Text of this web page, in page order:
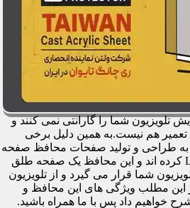
تلویزیون شما را گارانتی نمی کنند و
تعمیر هم نیست.به همین دلیل برخی
به طراحی و تولید صفحات محافظ صفحه
نمایش تلویزیون LED و LCD کرده اند و این محافظ یک صفحه طلق
شما قرار می گیرد و از تلویزیون
مطلب ویژگی های این محافظ و
خواهیم داد پس با ما همراه باشید.